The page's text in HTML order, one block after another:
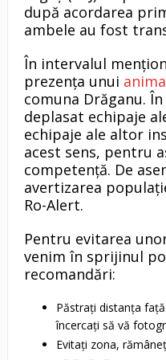
după acordarea
ambele au fost
În intervalul
prezența unui
comuna Drăganu.
deplasat echipaje
echipaje ale altor
acest sens, pentru
competență. De
avertizarea
Ro-Alert.
Pentru evitarea
venim în sprijinul
recomandări:
Păstrați distanța
încercați să vă
Evitați zona,